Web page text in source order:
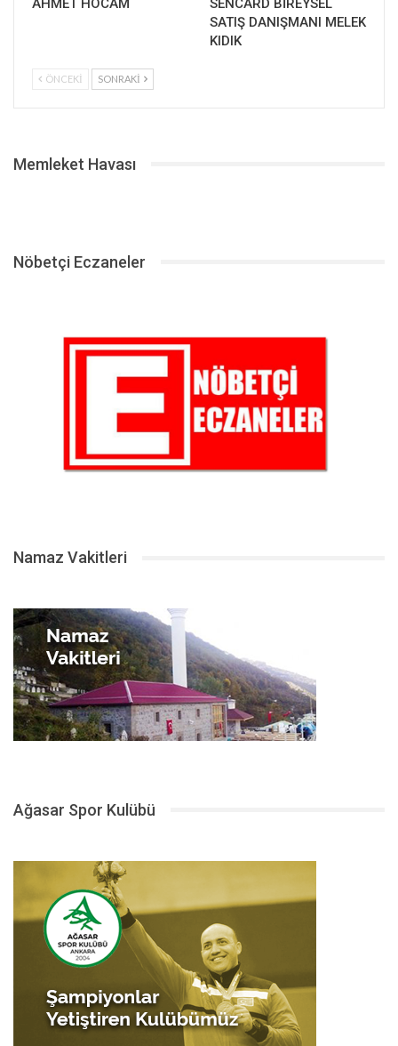
AHMET HOCAM
SENCARD BİREYSEL
SATIŞ DANIŞMANI MELEK
KIDIK
ÖNCEKI SONRAKI
Memleket Havası
Nöbetçi Eczaneler
Namaz Vakitleri
Ağasar Spor Kulübü